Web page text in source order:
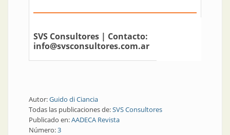
SVS Consultores | Contacto:
info@svsconsultores.com.ar
Autor:Guido di Ciancia
Todas las publicaciones de:SVS Consultores
Publicado en:AADECA Revista
Número:3